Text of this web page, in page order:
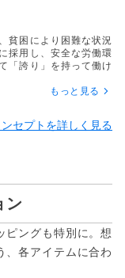
貧困により困難な状況
採用し、安全な労働環
「誇り」を持って働け
もっと見る
ンセプトを詳しく見る
ン
ピングも特別に。想
、各アイテムに合わ